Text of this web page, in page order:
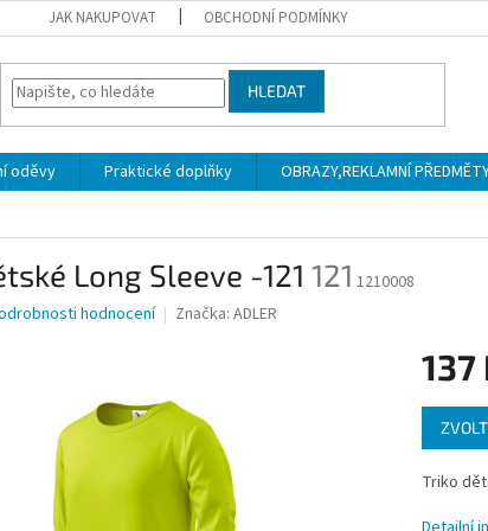
JAK NAKUPOVAT OBCHODNÍ PODMÍNKY
HLEDAT
oděvy Praktické doplňky OBRAZY,REKLAMNÍ
Long Sleeve -121 121 1210008
hodnocení Značka: ADLER
137
Měrná
cena:
Triko